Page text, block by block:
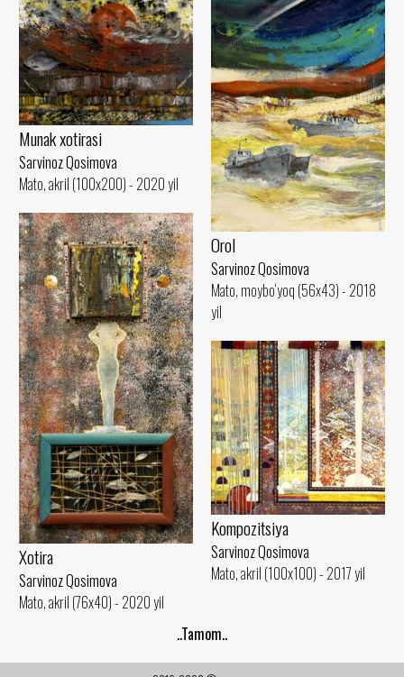
Orol
Sarvinoz Qosimova
Mato, moybo‘yoq (56x43) - 2018
yil
Munak xotirasi
Sarvinoz Qosimova
Mato, akril (100x200) - 2020 yil
Xotira
Sarvinoz Qosimova
Mato, akril (76x40) - 2020 yil
Kompozitsiya
Sarvinoz Qosimova
Mato, akril (100x100) - 2017 yil
..Tamom..